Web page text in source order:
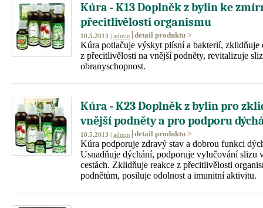
Kúra - K13 Doplněk z bylin ke
přecitlivělosti organismu
10.5.2013 | admin detail produktu >
Kúra potlačuje výskyt plísní a bakterií, zklidňuje
z přecitlivělosti na vnější podněty, revitalizuje
obranyschopnost.
Kúra - K23 Doplněk z bylin pro
vnější podněty a pro podporu
10.5.2013 | admin detail produktu >
Kúra podporuje zdravý stav a dobrou funkci
Usnadňuje dýchání, podporuje vylučování slizu
cestách. Zklidňuje reakce z přecitlivělosti
podnětům, posiluje odolnost a imunitní aktivitu.